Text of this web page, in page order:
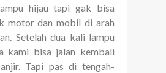
hijau tapi gak bisa
motor dan mobil di arah
Setelah dua kali lampu
kami bisa jalan kembali
Tapi pas di tengah-